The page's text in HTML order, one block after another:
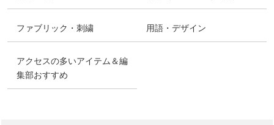
ファブリック・刺繍 用語・デザイン
アクセスの多いアイテム＆編
集部おすすめ